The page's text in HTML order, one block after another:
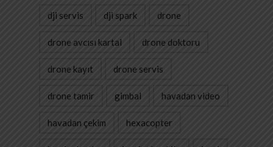
dji servis dji spark drone
drone avcısı kartal drone doktoru
drone kayıt drone servis
drone tamir gimbal havadan video
havadan çekim hexacopter